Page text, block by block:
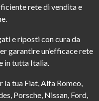
rete di vendita e
e riposti con cura da
garantire un’efficace rete
in tutta Italia.
la tua Fiat, Alfa Romeo,
Porsche, Nissan, Ford,